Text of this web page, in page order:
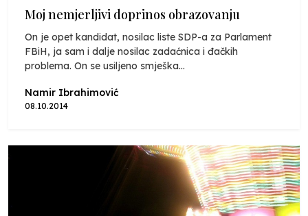
Moj nemjerljivi doprinos obrazovanju
On je opet kandidat, nosilac liste SDP-a za Parlament
FBiH, ja sam i dalje nosilac zadaćnica i đačkih
problema. On se usiljeno smješka...
Namir Ibrahimović
08.10.2014